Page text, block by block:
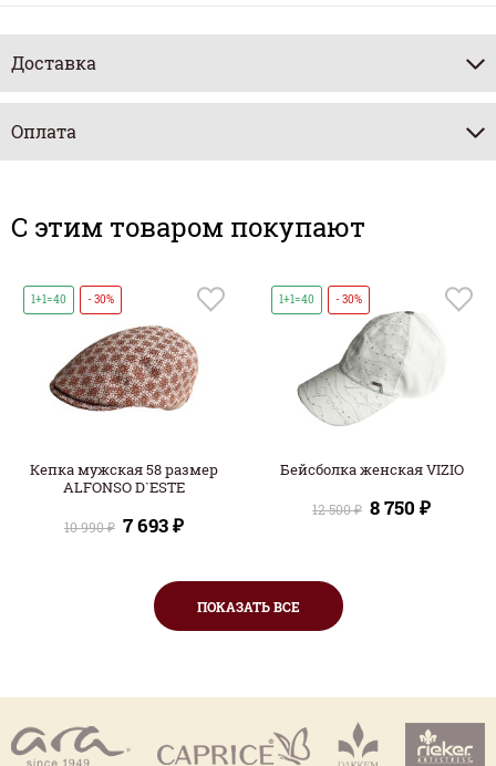
Доставка
Оплата
C этим товаром покупают
1+1=40 - 30%
Кепка мужская 58 размер
ALFONSO D`ESTE
10 990 ₽ 7 693 ₽
1+1=40 - 30%
Бейсболка женская VIZIO
12 500 ₽ 8 750 ₽
ПОКАЗАТЬ ВСЕ